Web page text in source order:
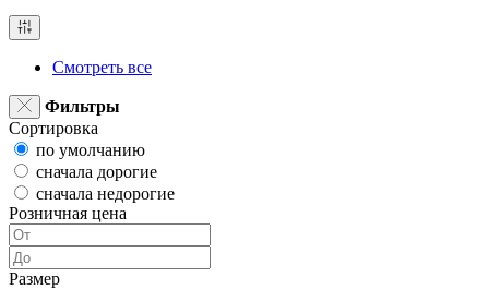
Смотреть все
Фильтры
Сортировка
по умолчанию
сначала дорогие
сначала недорогие
Розничная цена
Размер